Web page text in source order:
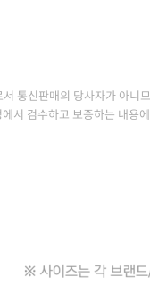
통신판매의 당사자가 아니
서 검수하고 보증하는 내용